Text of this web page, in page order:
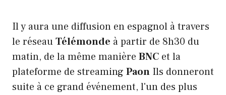
Il y aura une diffusion en espagnol à travers
le réseauTélémonde à partir de 8h30 du
matin, de la même manière BNC et la
plateforme de streaming Paon Ils donneront
suite à ce grand événement, l'un des plus